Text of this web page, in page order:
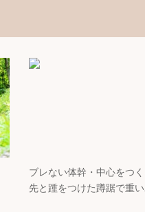
ブレない体幹・中心をつ
先と踵をつけた蹲踞で重